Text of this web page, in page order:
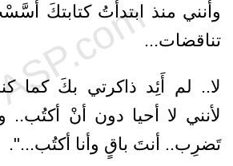
وأنني منذ ابتدأتُ كتابتكَ
تناقضات...
لا.. لم أَئِد ذاكرتي بكَ كما
لأنني لا أحيا دون أنْ أكتُب..
تَضرِب.. أنتَ باقٍ وأنا أكتُب...".